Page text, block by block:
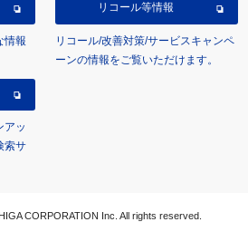
情報
リコール等情報
リコール/改善対策/サービスキャンペ
ーンの情報をご覧いただけます。
アッ
索サ
CORPORATION Inc. All rights reserved.